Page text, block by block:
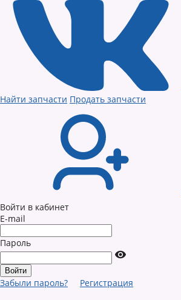
Найти запчасти Продать запчасти
Войти в кабинет
E-mail
Пароль
Забыли пароль? Регистрация